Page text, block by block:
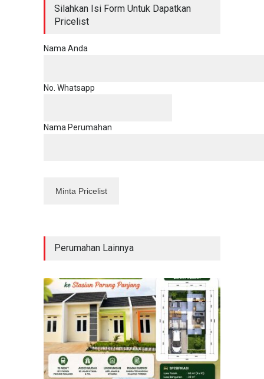
Silahkan Isi Form Untuk Dapatkan
Pricelist
Nama Anda
No. Whatsapp
Nama Perumahan
Perumahan Lainnya